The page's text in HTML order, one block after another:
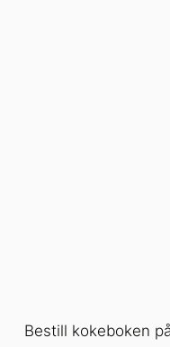
Bestill kokeboken